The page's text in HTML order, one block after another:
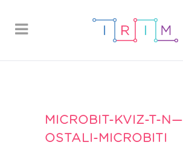
MICROBIT-KVIZ-T-N—
OSTALI-MICROBITI